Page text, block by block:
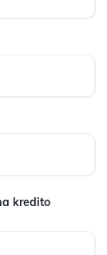
kredito